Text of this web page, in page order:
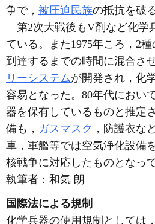
争で， 被圧迫民族の抵抗を破
第2次大戦後もV剤など化学
ている。また1975年ころ，2
到達するまでの時間に混合さ
リーシステムが開発され，化
容易となった。80年代におい
器を保有しているものと推定
備も， ガスマスク ，防護衣な
車，軍艦等では空気浄化設備
核戦争に対応したものとなっ
執筆者： 和気 朗
国際法による規制
化学兵器の使用規制としては